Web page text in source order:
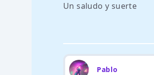
Un saludo y suerte
Pablo